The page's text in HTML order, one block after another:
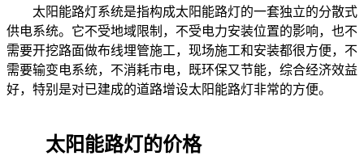
太阳能路灯系统是指构成太阳能路灯的一套独立的分散式
供电系统。它不受地域限制，不受电力安装位置的影响，也不
需要开挖路面做布线埋管施工，现场施工和安装都很方便，不
需要输变电系统，不消耗市电，既环保又节能，综合经济效益
好，特别是对已建成的道路增设太阳能路灯非常的方便。
太阳能路灯的价格